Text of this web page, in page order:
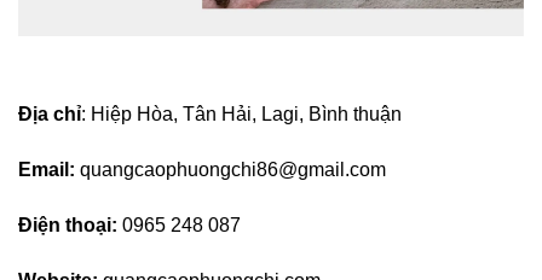
Địa chỉ: Hiệp Hòa, Tân Hải, Lagi, Bình thuận
Email: quangcaophuongchi86@gmail.com
Điện thoại: 0965 248 087